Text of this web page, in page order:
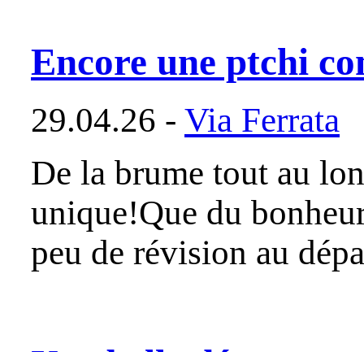
Encore une ptchi
29.04.26 - Via Ferrata
De la brume tout au
unique!Que du
peu de révision au